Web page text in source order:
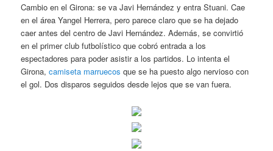
Cambio en el Girona: se va Javi Hernández y entra Stuani. Cae
en el área Yangel Herrera, pero parece claro que se ha dejado
caer antes del centro de Javi Hernández. Además, se convirtió
en el primer club futbolístico que cobró entrada a los
espectadores para poder asistir a los partidos. Lo intenta el
Girona,camiseta marruecos que se ha puesto algo nervioso con
el gol. Dos disparos seguidos desde lejos que se van fuera.